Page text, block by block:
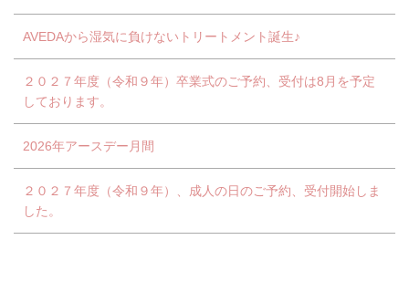
AVEDAから湿気に負けないトリートメント誕生♪
２０２７年度（令和９年）卒業式のご予約、受付は8月を予定
しております。
2026年アースデー月間
２０２７年度（令和９年）、成人の日のご予約、受付開始しま
した。